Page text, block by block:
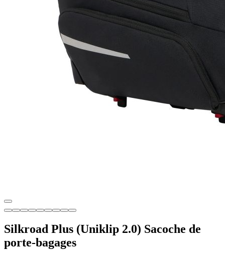
Silkroad Plus (Uniklip 2.0) Sacoche de
porte-bagages